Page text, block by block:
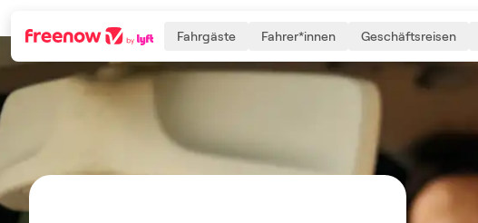
Fahrgäste Fahrer*innen Geschäftsreisen